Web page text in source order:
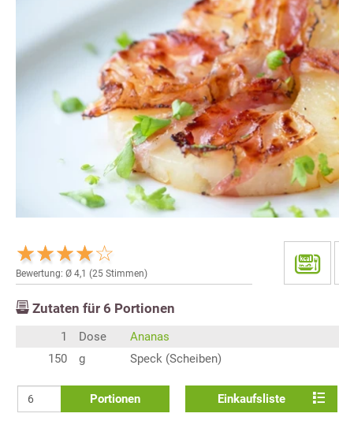
Bewertung: Ø 4,1 (25 Stimmen)
Zutaten für 6 Portionen
1 Dose
Ananas
150
g Speck (Scheiben)
Portionen Einkaufsliste